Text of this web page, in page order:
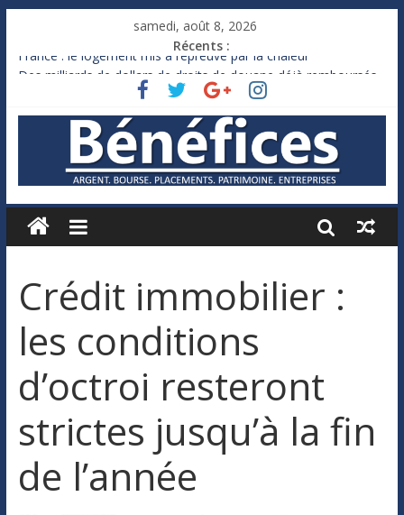
samedi, août 8, 2026
Récents :
France : le logement mis à l’épreuve par la chaleur
Des milliards de dollars de droits de douane déjà remboursés
Royaume-Uni : Andy Burnham recule sur l’impôt
Xavier Niel, le milliardaire qui ne touche presque rien
Ruée des fortunes russes vers l’étranger
Crédit immobilier :
les conditions
d’octroi resteront
strictes jusqu’à la fin
de l’année